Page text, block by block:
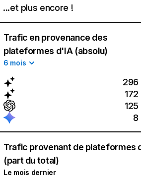
...et plus encore !
Trafic en provenance des
plateformes d'IA (absolu)
6 mois
296
172
125
8
Trafic provenant de plateformes
(part du total)
Le mois dernier